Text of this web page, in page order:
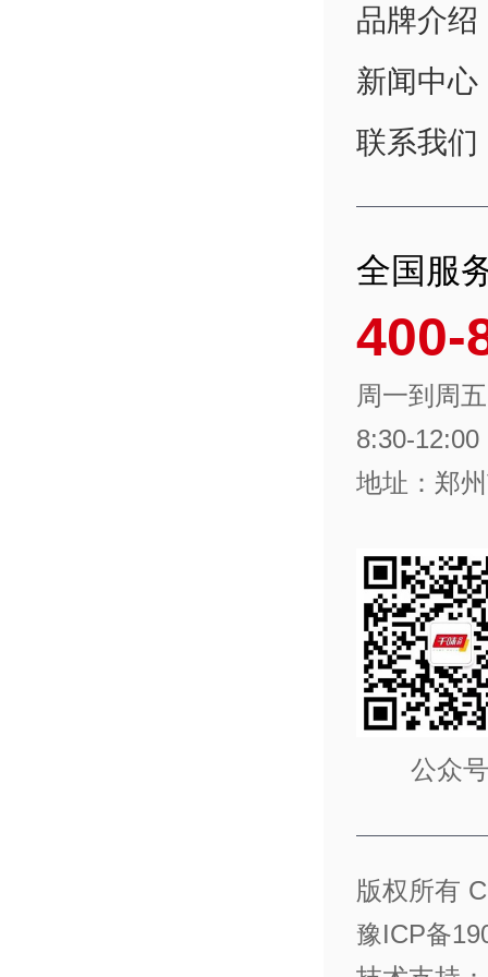
品牌介绍
新闻中心
联系我们
全国服
400-
周一到周
8:30-
地址：郑
公众
版权所有
豫ICP备